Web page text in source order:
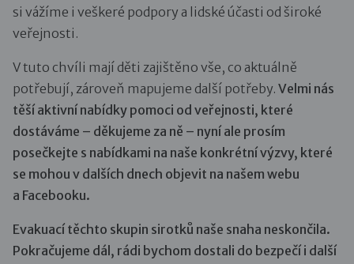
si vážíme i veškeré podpory a lidské účasti od široké
veřejnosti.
V tuto chvíli mají děti zajištěno vše, co aktuálně
potřebují, zároveň mapujeme další potřeby. Velmi nás
těší aktivní nabídky pomoci od veřejnosti, které
dostáváme – děkujeme za ně – nyní ale prosím
posečkejte s nabídkami na naše konkrétní výzvy, které
se mohou v dalších dnech objevit na našem webu
a Facebooku.
Evakuací těchto skupin sirotků naše snaha neskončila.
Pokračujeme dál, rádi bychom dostali do bezpečí i další